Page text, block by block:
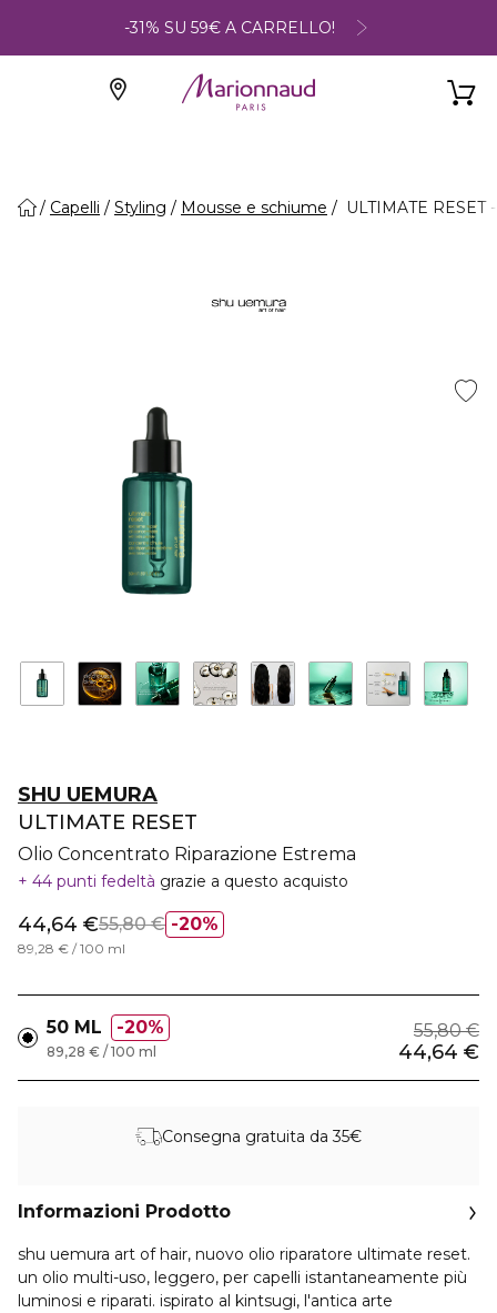
-31% SU 59€ A CARRELLO!
Capelli Styling Mousse e schiume ULTIMATE
SHU UEMURA
ULTIMATE RESET
Olio Concentrato Riparazione Estrema
44 punti fedeltà grazie a questo acquisto
20%
44,64 €55,80 €
89,28 € / 100 ml
50 ML 20% 55,80 €
44,64 €
89,28 € / 100 ml
Consegna gratuita da 35€
Informazioni Prodotto
shu uemura art of hair, nuovo olio riparatore ultimate reset.
un olio multi-uso, leggero, per capelli istantaneamente più
luminosi e riparati. ispirato al kintsugi, l'antica arte